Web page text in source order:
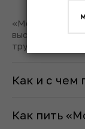
«Мохито»
высоком бокале
трубочку.
Как и с чем
Как пить